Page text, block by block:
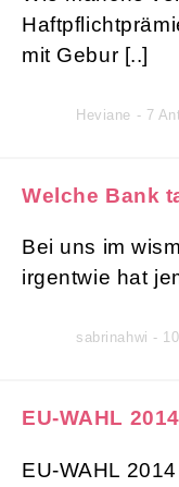
mit Gebur [..]
Heviane - 7
Welche Bank
Bei uns im
irgentwie hat
sabrinahwi -
EU-WAHL
EU-WAHL